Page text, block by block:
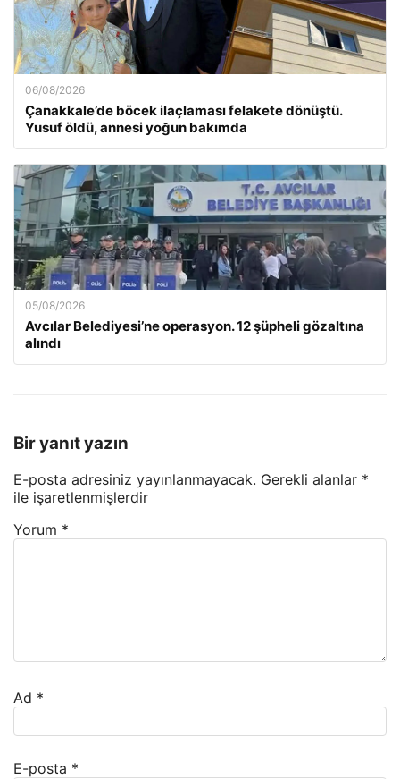
06/08/2026
Çanakkale’de böcek ilaçlaması felakete dönüştü.
Yusuf öldü, annesi yoğun bakımda
05/08/2026
Avcılar Belediyesi’ne operasyon. 12 şüpheli gözaltına
alındı
Bir yanıt yazın
E-posta adresiniz yayınlanmayacak. Gerekli alanlar *
ile işaretlenmişlerdir
Yorum *
Ad *
E-posta *